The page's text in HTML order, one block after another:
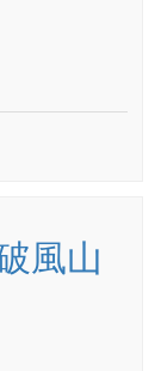
風山